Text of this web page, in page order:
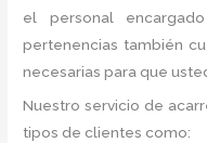
el personal
pertenencias también
necesarias para que
Nuestro servicio de
tipos de clientes como: